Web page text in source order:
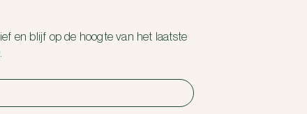
en blijf op de hoogte van het laatste